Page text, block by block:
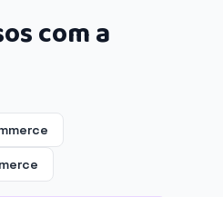
com a